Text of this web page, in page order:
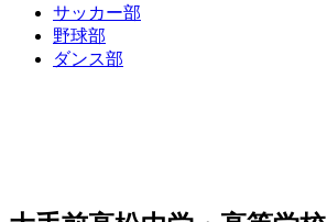
サッカー部
野球部
ダンス部